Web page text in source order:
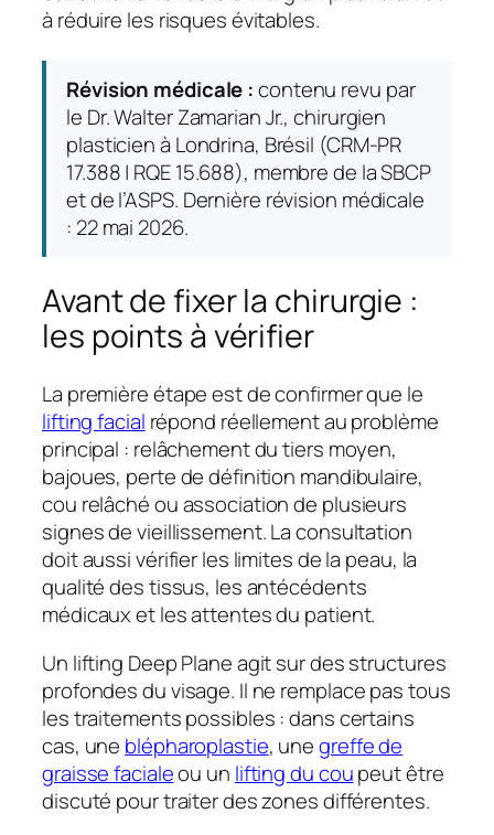
à réduire les risques évitables.
Révision médicale :contenu revu par
le Dr. Walter Zamarian Jr., chirurgien
plasticien à Londrina, Brésil (CRM-PR
17.388 | RQE 15.688), membre de la SBCP
et de l’ASPS. Dernière révision médicale
: 22 mai 2026.
Avant de fixer la chirurgie :
les points à vérifier
La première étape est de confirmer que le
lifting facial répond réellement au problème
principal : relâchement du tiers moyen,
bajoues, perte de définition mandibulaire,
cou relâché ou association de plusieurs
signes de vieillissement. La consultation
doit aussi vérifier les limites de la peau, la
qualité des tissus, les antécédents
médicaux et les attentes du patient.
Un lifting Deep Plane agit sur des structures
profondes du visage. Il ne remplace pas tous
les traitements possibles : dans certains
cas, une blépharoplastie, unegreffe de
graisse facialeou un lifting du coupeut être
discuté pour traiter des zones différentes.